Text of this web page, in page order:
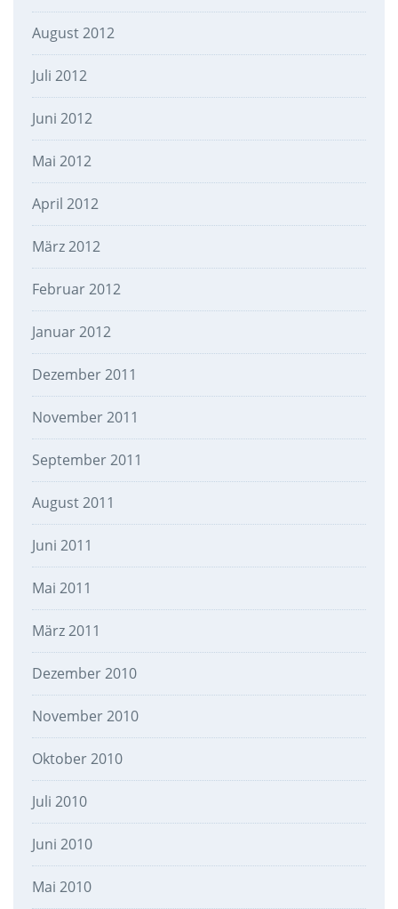
August 2012
Juli 2012
Juni 2012
Mai 2012
April 2012
März 2012
Februar 2012
Januar 2012
Dezember 2011
November 2011
September 2011
August 2011
Juni 2011
Mai 2011
März 2011
Dezember 2010
November 2010
Oktober 2010
Juli 2010
Juni 2010
Mai 2010